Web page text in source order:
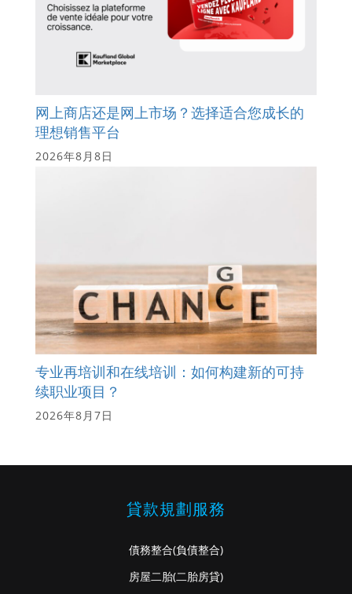
网上商店还是网上市场？选择适合您成长的
理想销售平台
2026年8月8日
专业再培训和在线培训：如何构建新的可持
续职业项目？
2026年8月7日
貸款規劃服務
債務整合(負債整合)
房屋二胎(二胎房貸)